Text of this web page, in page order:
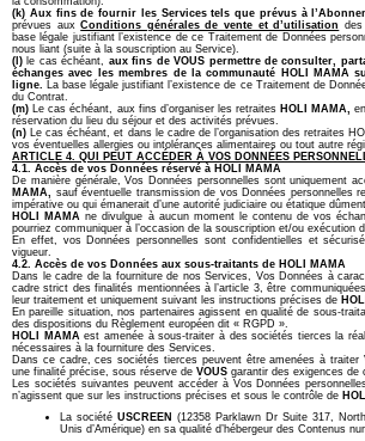
(k) Aux fins de fournir les Services tels que prévus à
prévues auxConditions générales de vente et d’utilisation
base légale justifiant l’existence de ce Traitement de Données
nous liant (suite à la souscription au Service).
(l) le cas échéant, aux fins de VOUS permettre de consulter,
échanges avec les membres de la communauté HOLI MAMA
ligne.
La base légale justifiant l’existence de ce Traitement de
du Contrat.
(m) Le cas échéant, aux fins d’organiser les retraites HOLI MAMA,
réservation du lieu du séjour et des activités prévues.
(n) Le cas échéant, et dans le cadre de l’organisation des retraites
vos éventuelles allergies ou intolérances alimentaires ou tout autre
ARTICLE 4. QUI PEUT ACCÉDER À VOS DONNÉES
4.1. Accès de vos Données réservé à HOLI MAMA
De manière générale, Vos Données personnelles sont uniquement
MAMA, sauf éventuelle transmission de vos Données personnelles
impérative ou qui émanerait d’une autorité judiciaire ou étatique
HOLI MAMAne divulgue à aucun moment le contenu de vos
pourriez communiquer à l’occasion de la souscription et/ou exécution
En effet, vos Données personnelles sont confidentielles et
vigueur.
4.2. Accès de vos Données aux sous-traitants de HOLI MAMA
Dans le cadre de la fourniture de nos Services, Vos Données à
cadre strict des finalités mentionnées à l’article 3, être
leur traitement et uniquement suivant les instructions précises de
En pareille situation, nos partenaires agissent en qualité de sous-
des dispositions du Règlement européen dit « RGPD ».
HOLI MAMA est amenée à sous-traiter à des sociétés tierces la
nécessaires à la fourniture des Services.
Dans ce cadre, ces sociétés tierces peuvent être amenées à traiter
une finalité précise, sous réserve de VOUS garantir des exigences de
Les sociétés suivantes peuvent accéder à Vos Données
n’agissent que sur les instructions précises et sous le contrôle de
La société USCREEN (12358 Parklawn Dr Suite 317,
Unis d’Amérique) en sa qualité d’hébergeur des Contenus